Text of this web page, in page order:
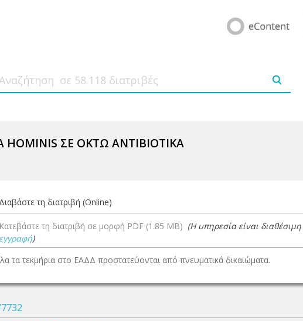
HOMINIS ΣΕ ΟΚΤΩ ANTIBIOTIKA
Διαβάστε τη διατριβή (Online)
Κατεβάστε τη διατριβή σε μορφή PDF (1.85 MB) (Η υπηρεσία είναι
εγγραφή)
τα τεκμήρια στο ΕΑΔΔ προστατεύονται από πνευματικά δικαιώματα.